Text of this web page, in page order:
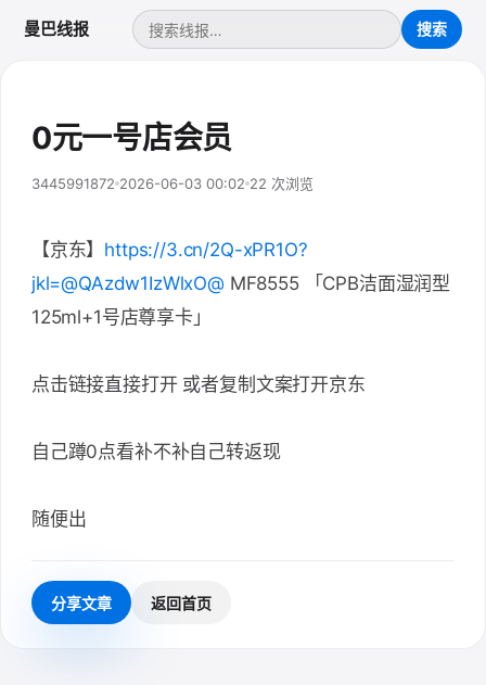
曼巴线报
0元一号店会员
3445991872 2026-06-03 00:02 22 次浏览
【京东】 https://3.cn/2Q-xPR1O?
jkl=@QAzdw1IzWlxO@ MF8555 「CPB洁面湿润型
125ml+1号店尊享卡」
点击链接直接打开 或者复制文案打开京东
自己蹲0点看补不补自己转返现
随便出
分享文章 返回首页